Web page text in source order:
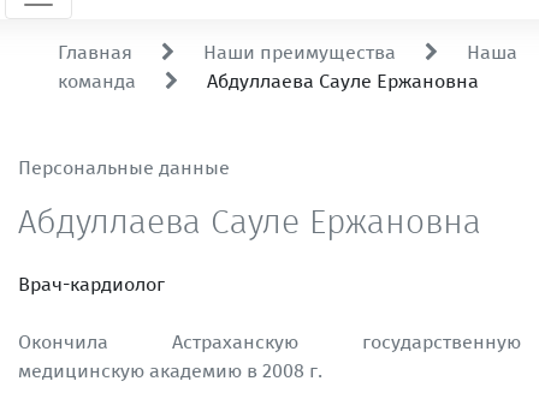
Главная Наши преимущества
Наша
команда
Абдуллаева Сауле Ержановна
Персональные данные
Абдуллаева Сауле Ержановна
Врач-кардиолог
Окончила Астраханскую государственную
медицинскую академию в 2008 г.